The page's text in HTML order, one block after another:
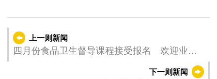
上一则新闻
四月份食品卫生督导课程接受报名 欢迎业界
下一则新闻